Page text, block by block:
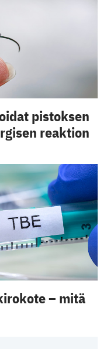
pistoksen
reaktion
– mitä